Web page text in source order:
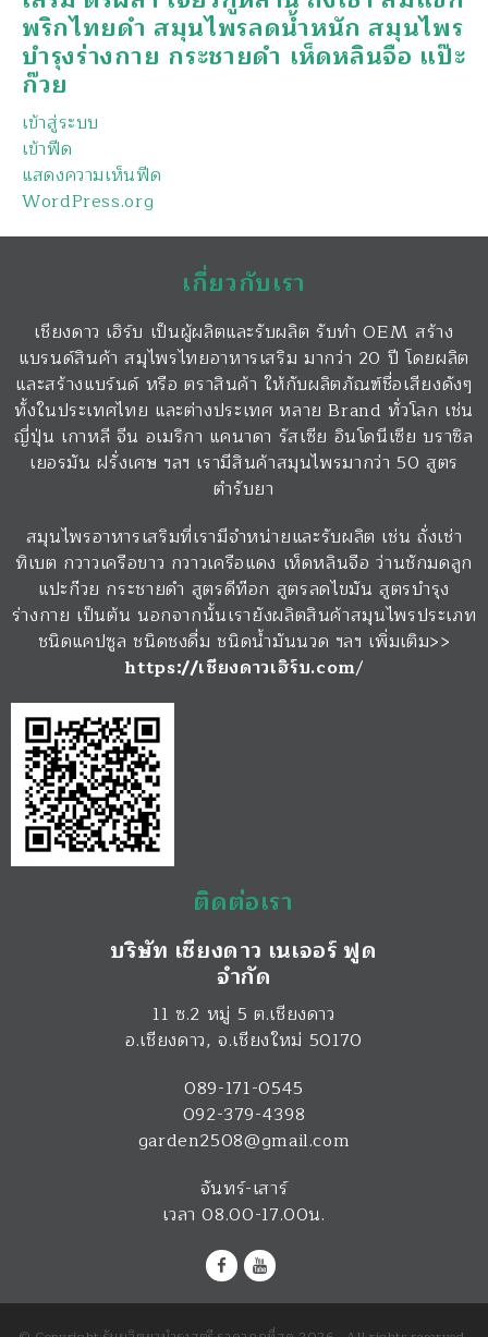
พริกไทยดำ สมุนไพรลดน้ำหนัก สมุนไพร
บำรุงร่างกาย กระชายดำ เห็ดหลินจือ แป๊ะ
ก๊วย
เข้าสู่ระบบ
เข้าฟีด
แสดงความเห็นฟีด
WordPress.org
เกี่ยวกับเรา
เชียงดาว เฮิร์บ เป็นผู้ผลิตและรับผลิต รับทำ OEM สร้าง
แบรนด์สินค้า สมุไพรไทยอาหารเสริม มากว่า 20 ปี โดยผลิต
และสร้างแบร์นด์ หรือ ตราสินค้า ให้กับผลิตภัณฑ์ชื่อเสียงดังๆ
ทั้งในประเทศไทย และต่างประเทศ หลาย Brand ทั่วโลก เช่น
ญี่ปุ่น เกาหลี จีน อเมริกา แคนาดา รัสเซีย อินโดนีเซีย บราซิล
เยอรมัน ฝรั่งเศษ ฯลฯ เรามีสินค้าสมุนไพรมากว่า 50 สูตร
ตำรับยา
สมุนไพรอาหารเสริมที่เรามีจำหน่ายและรับผลิต เช่น ถั่งเช่า
ทิเบต กวาวเครือขาว กวาวเครือแดง เห็ดหลินจือ ว่านชักมดลูก
แปะก๊วย กระชายดำ สูตรดีท๊อก สูตรลดไขมัน สูตรบำรุง
ร่างกาย เป็นต้น นอกจากนั้นเรายังผลิตสินค้าสมุนไพรประเภท
ชนิดแคปซูล ชนิดชงดื่ม ชนิดน้ำมันนวด ฯลฯ เพิ่มเติม>>
https://เชียงดาวเฮิร์บ.com/
ติดต่อเรา
บริษัท เชียงดาว เนเจอร์ ฟูด
จำกัด
11 ซ.2 หมู่ 5 ต.เชียงดาว
อ.เชียงดาว, จ.เชียงใหม่ 50170
089-171-0545
092-379-4398
garden2508@gmail.com
จันทร์-เสาร์
เวลา 08.00-17.00น.